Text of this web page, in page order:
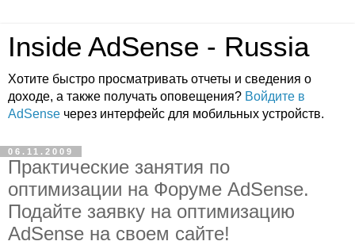
Inside AdSense - Russia
Хотите быстро просматривать отчеты и сведения о
доходе, а также получать оповещения? Войдите в
AdSense через интерфейс для мобильных устройств.
06.11.2009
Практические занятия по
оптимизации на Форуме AdSense.
Подайте заявку на оптимизацию
AdSense на своем сайте!